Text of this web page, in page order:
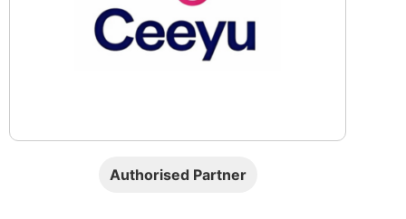
Authorised Partner